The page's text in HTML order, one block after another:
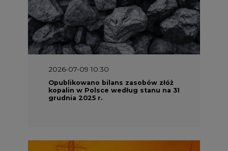
2026-07-09 10:30
Opublikowano bilans zasobów złóż
kopalin w Polsce według stanu na 31
grudnia 2025 r.